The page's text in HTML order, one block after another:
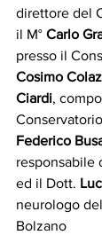
direttore del
il M° Carlo
presso il
Cosimo
Ciardi,
Federico
responsabile
ed il Dott.
neurologo
Bolzano